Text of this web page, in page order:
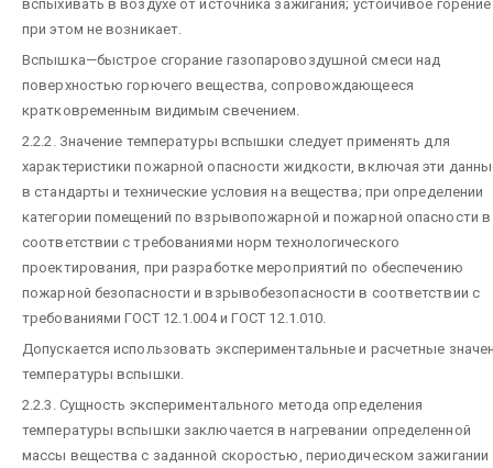
вспыхивать в воздухе от источника зажигания; устойчивое горение
при этом не возникает.
Вспышка—быстрое сгорание газопаровоздушной смеси над
поверхностью горючего вещества, сопровождающееся
кратковременным видимым свечением.
2.2.2. Значение температуры вспышки следует применять для
характеристики пожарной опасности жидкости, включая эти
в стандарты и технические условия на вещества; при определении
категории помещений по взрывопожарной и пожарной опасности в
соответствии с требованиями норм технологического
проектирования, при разработке мероприятий по обеспечению
пожарной безопасности и взрывобезопасности в соответствии с
требованиями ГОСТ 12.1.004 и ГОСТ 12.1.010.
Допускается использовать экспериментальные и расчетные
температуры вспышки.
2.2.3. Сущность экспериментального метода определения
температуры вспышки заключается в нагревании определенной
массы вещества с заданной скоростью, периодическом зажигании